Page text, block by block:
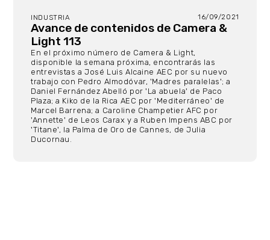
INDUSTRIA 16/09/2021
Avance de contenidos de Camera &
Light 113
En el próximo número de Camera & Light,
disponible la semana próxima, encontrarás las
entrevistas a José Luis Alcaine AEC por su nuevo
trabajo con Pedro Almodóvar, 'Madres paralelas'; a
Daniel Fernández Abelló por 'La abuela' de Paco
Plaza; a Kiko de la Rica AEC por 'Mediterráneo' de
Marcel Barrena; a Caroline Champetier AFC por
'Annette' de Leos Carax y a Ruben Impens ABC por
'Titane', la Palma de Oro de Cannes, de Julia
Ducornau.